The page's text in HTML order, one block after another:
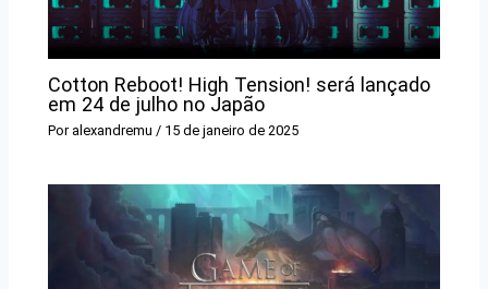
Cotton Reboot! High Tension! será lançado
em 24 de julho no Japão
Por alexandremu/ 15 de janeiro de 2025